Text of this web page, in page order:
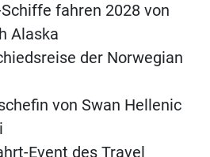
fahren 2028 von
Alaska
der Norwegian
von Swan Hellenic
Event des Travel